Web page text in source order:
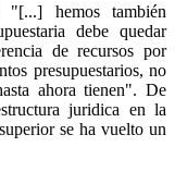
hemos también
debe quedar
de recursos por
presupuestarios, no
ahora tienen". De
juridica en la
se ha vuelto un